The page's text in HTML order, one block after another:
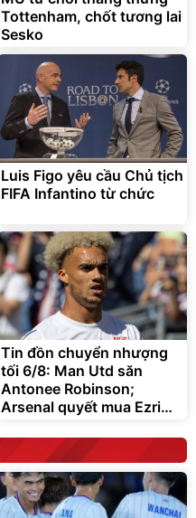
Tottenham, chốt tương lai
Sesko
Luis Figo yêu cầu Chủ tịch
FIFA Infantino từ chức
Tin đồn chuyển nhượng
tối 6/8: Man Utd săn
Antonee Robinson;
Arsenal quyết mua Ezri